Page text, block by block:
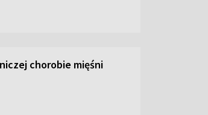
chorobie mięśni